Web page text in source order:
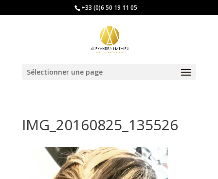
+33 (0)6 50 19 11 05
Sélectionner une page
IMG_20160825_135526